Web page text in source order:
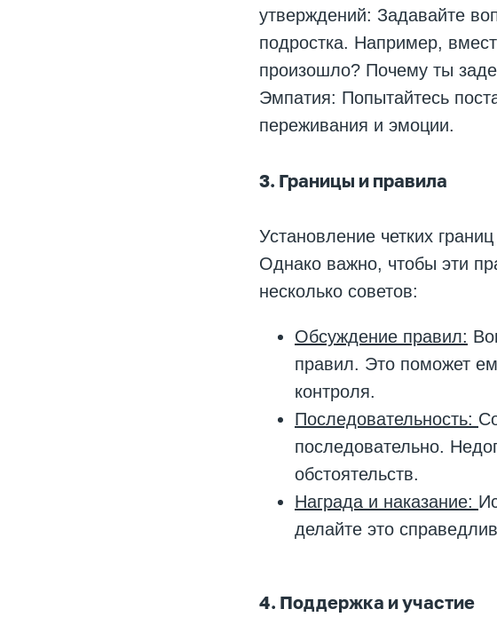
утверждений: Задавайте
подростка. Например,
произошло? Почему ты
Эмпатия: Попытайтесь
переживания и эмоции.
3. Границы и правила
Установление четких
Однако важно, чтобы эти
несколько советов:
Обсуждение правил:
правил. Это поможет
контроля.
Последовательность:
последовательно.
обстоятельств.
Награда и наказание:
делайте это
4. Поддержка и участие